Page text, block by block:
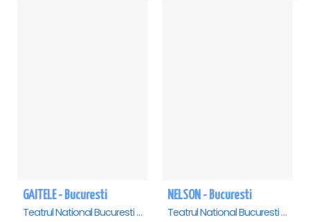
GAITELE - Bucuresti
Teatrul National Bucuresti - Sala Ion Caramitru, Bucuresti
NELSON - Bucuresti
Teatrul National Bucuresti - Sala Ion Caramitru, Bucuresti